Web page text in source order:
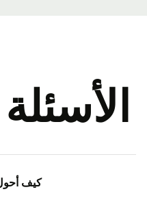
كيف أحول